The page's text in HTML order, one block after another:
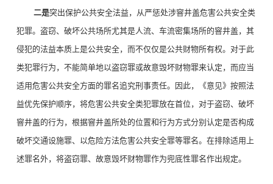
二是突出保护公共安全法益，从严惩处涉窨井盖危害公共安全类
犯罪。盗窃、破坏公共场所尤其是人流、车流密集场所的窨井盖，其
侵犯的法益本质上是公共安全，而不仅仅是公共财物所有权。对于此
类犯罪行为，不能简单地以盗窃罪或故意毁坏财物罪来认定，而应当
适用危害公共安全方面的罪名追究刑事责任。因此，《意见》按照法
益优先保护顺序，将危害公共安全类犯罪放在首位，对于盗窃、破坏
窨井盖的行为，根据窨井盖所处的位置和行为方式分别认定是否构成
破坏交通设施罪、以危险方法危害公共安全罪等罪名。在排除适用上
述罪名外，将盗窃罪、故意毁坏财物罪作为兜底性罪名作出规定。